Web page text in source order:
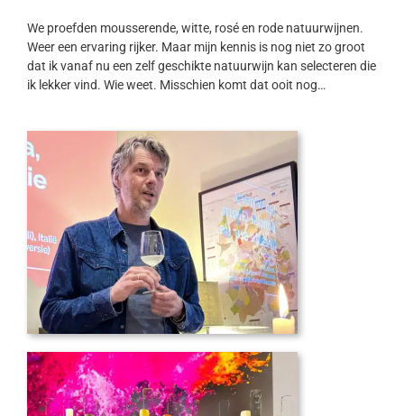
We proefden mousserende, witte, rosé en rode natuurwijnen.
Weer een ervaring rijker. Maar mijn kennis is nog niet zo groot
dat ik vanaf nu een zelf geschikte natuurwijn kan selecteren die
ik lekker vind. Wie weet. Misschien komt dat ooit nog…